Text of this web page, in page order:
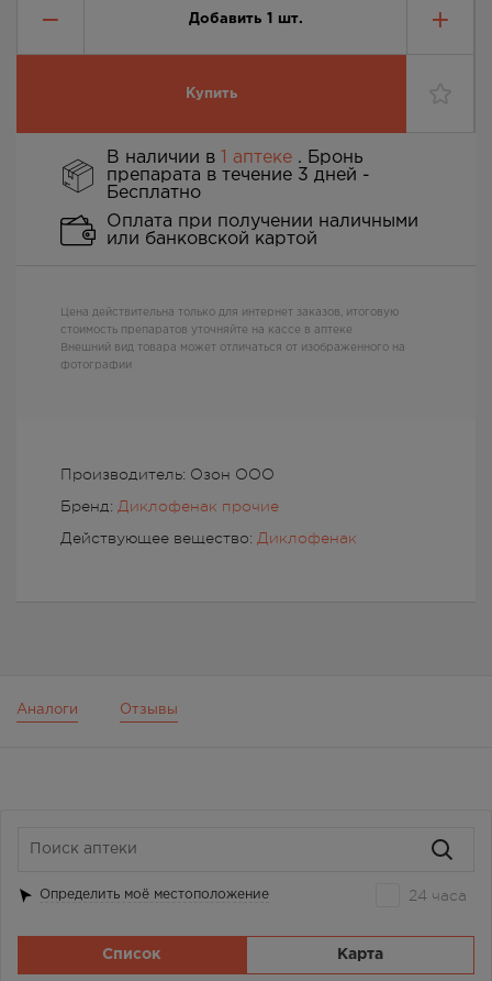
Добавить 1 шт.
Купить
Производитель: Озон ООО
Бренд: Диклофенак прочие
Действующее вещество: Диклофенак
В наличии в 1 аптеке . Бронь
препарата в течение 3 дней -
Бесплатно
Оплата при получении наличными
или банковской картой
Цена действительна только для интернет заказов, итоговую
стоимость препаратов уточняйте на кассе в аптеке
Внешний вид товара может отличаться от изображенного на
фотографии
Аналоги Отзывы
Определить моё местоположение 24 часа
Список Карта